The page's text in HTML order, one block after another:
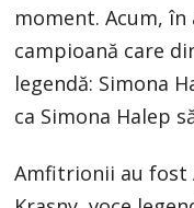
moment. Acum,
campioană care
legendă: Simona
ca Simona Halep
Amfitrionii au fost